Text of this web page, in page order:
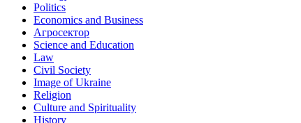
Politics
Economics and Business
Агросектор
Science and Education
Law
Civil Society
Image of Ukraine
Religion
Culture and Spirituality
History